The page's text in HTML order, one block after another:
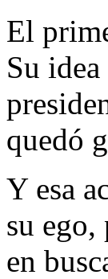
El
Su
quedó
Y esa
su ego,
en